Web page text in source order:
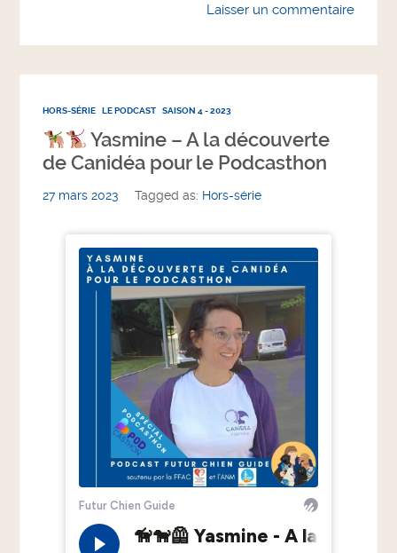
Laisser un commentaire
HORS-SÉRIE LE PODCAST SAISON 4 - 2023
Yasmine – A la découverte
de Canidéa pour le Podcasthon
27 mars 2023 Tagged as: Hors-série